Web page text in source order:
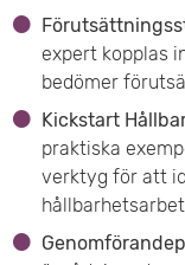
expert kopplas
bedömer
Kickstart
praktiska
verktyg för att